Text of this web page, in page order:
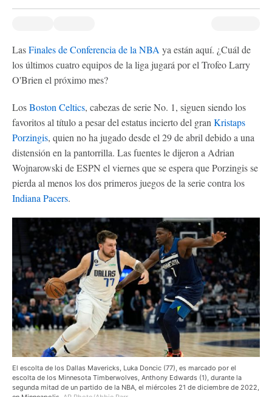
LasFinales de Conferencia de la NBA ya están aquí. ¿Cuál de
los últimos cuatro equipos de la liga jugará por el Trofeo Larry
O'Brien el próximo mes?
LosBoston Celtics, cabezas de serie No. 1, siguen siendo los
favoritos al título a pesar del estatus incierto del gran Kristaps
Porzingis, quien no ha jugado desde el 29 de abril debido a una
distensión en la pantorrilla. Las fuentes le dijeron a Adrian
Wojnarowski de ESPN el viernes que se espera que Porzingis se
pierda al menos los dos primeros juegos de la serie contra los
Indiana Pacers.
El escolta de los Dallas Mavericks, Luka Doncic (77), es marcado por el
escolta de los Minnesota Timberwolves, Anthony Edwards (1), durante la
segunda mitad de un partido de la NBA, el miércoles 21 de diciembre de 2022,